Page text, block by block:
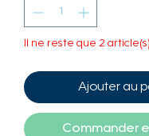
Il ne reste que 2
Ajouter au
Commander